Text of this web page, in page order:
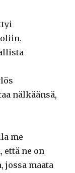
nälkäänsä,
me
että ne on
jossa maata